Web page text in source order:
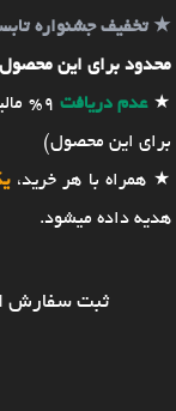
★تخفیف جشنواره
محدود برای این محصول
★عدم دریافت 9% مالیات بر ارزش افزوده (به مبلغ
برای این محصول)
★ همراه با هر خرید،
هدیه داده میشود.
ثبت سفارش